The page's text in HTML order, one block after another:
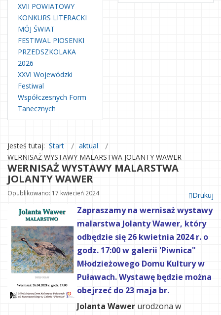
XVII POWIATOWY
KONKURS LITERACKI
MÓJ ŚWIAT
FESTIWAL PIOSENKI
PRZEDSZKOLAKA
2026
XXVI Wojewódzki
Festiwal
Współczesnych Form
Tanecznych
Jesteś tutaj: Start
aktual
WERNISAŻ WYSTAWY MALARSTWA JOLANTY WAWER
WERNISAŻ WYSTAWY MALARSTWA
JOLANTY WAWER
Drukuj
Opublikowano: 17 kwiecień 2024
Zapraszamy na wernisaż wystawy
malarstwa Jolanty Wawer, który
odbędzie się 26 kwietnia 2024 r. o
godz. 17:00 w galerii 'Piwnica"
Młodzieżowego Domu Kultury w
Puławach. Wystawę będzie można
obejrzeć do 23 maja br.
Jolanta Wawer urodzona w